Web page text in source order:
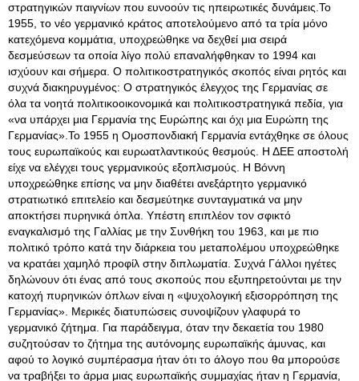
στρατηγικών παιγνίων που ευνοούν τις ηπειρωτικές δυνάμεις.Το
1955, το νέο γερμανικό κράτος αποτελούμενο από τα τρία μόνο
κατεχόμενα κομμάτια, υποχρεώθηκε να δεχθεί μια σειρά
δεσμεύσεων τα οποία λίγο πολύ επαναλήφθηκαν το 1994 και
ισχύουν και σήμερα. Ο πολιτικοστρατηγικός σκοπός είναι ρητός και
συχνά διακηρυγμένος: Ο στρατηγικός έλεγχος της Γερμανίας σε
όλα τα νοητά πολιτικοοικονομικά και πολιτικοστρατηγικά πεδία, για
«να υπάρχει μια Γερμανία της Ευρώπης και όχι μια Ευρώπη της
Γερμανίας».Το 1955 η Ομοσπονδιακή Γερμανία εντάχθηκε σε όλους
τους ευρωπαϊκούς και ευρωατλαντικούς θεσμούς. Η ΔΕΕ αποστολή
είχε να ελέγχει τους γερμανικούς εξοπλισμούς. Η Βόννη
υποχρεώθηκε επίσης να μην διαθέτει ανεξάρτητο γερμανικό
στρατιωτικό επιτελείο και δεσμεύτηκε συνταγματικά να μην
αποκτήσει πυρηνικά όπλα. Υπέστη επιπλέον τον σφικτό
εναγκαλισμό της Γαλλίας με την Συνθήκη του 1963, και με πιο
πολιτικό τρόπο κατά την διάρκεια του μεταπολέμου υποχρεώθηκε
να κρατάει χαμηλό προφίλ στην διπλωματία. Συχνά Γάλλοι ηγέτες
δηλώνουν ότι ένας από τους σκοπούς που εξυπηρετούνται με την
κατοχή πυρηνικών όπλων είναι η «ψυχολογική εξισορρόπηση της
Γερμανίας». Μερικές διατυπώσεις συνοψίζουν γλαφυρά το
γερμανικό ζήτημα. Για παράδειγμα, όταν την δεκαετία του 1980
συζητούσαν το ζήτημα της αυτόνομης ευρωπαϊκής άμυνας, και
αφού το λογικό συμπέρασμα ήταν ότι το άλογο που θα μπορούσε
να τραβήξει το άρμα μιας ευρωπαϊκής συμμαχίας ήταν η Γερμανία,